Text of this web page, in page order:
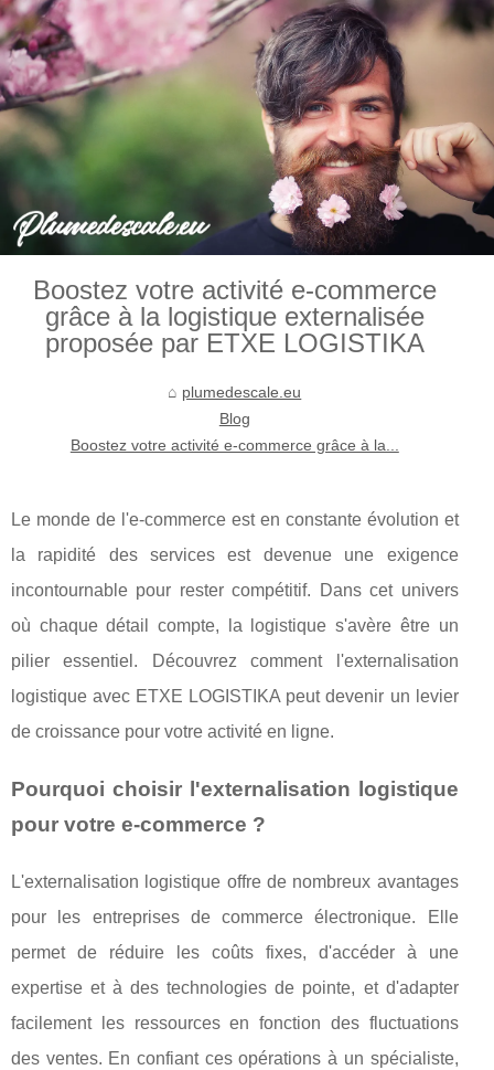
Boostez votre activité e-commerce
grâce à la logistique externalisée
proposée par ETXE LOGISTIKA
plumedescale.eu
Blog
Boostez votre activité e-commerce grâce à la...
Le monde de l'e-commerce est en constante évolution et
la rapidité des services est devenue une exigence
incontournable pour rester compétitif. Dans cet univers
où chaque détail compte, la logistique s'avère être un
pilier essentiel. Découvrez comment l'externalisation
logistique avec ETXE LOGISTIKA peut devenir un levier
de croissance pour votre activité en ligne.
Pourquoi choisir l'externalisation logistique
pour votre e-commerce ?
L'externalisation logistique offre de nombreux avantages
pour les entreprises de commerce électronique. Elle
permet de réduire les coûts fixes, d'accéder à une
expertise et à des technologies de pointe, et d'adapter
facilement les ressources en fonction des fluctuations
des ventes. En confiant ces opérations à un spécialiste,